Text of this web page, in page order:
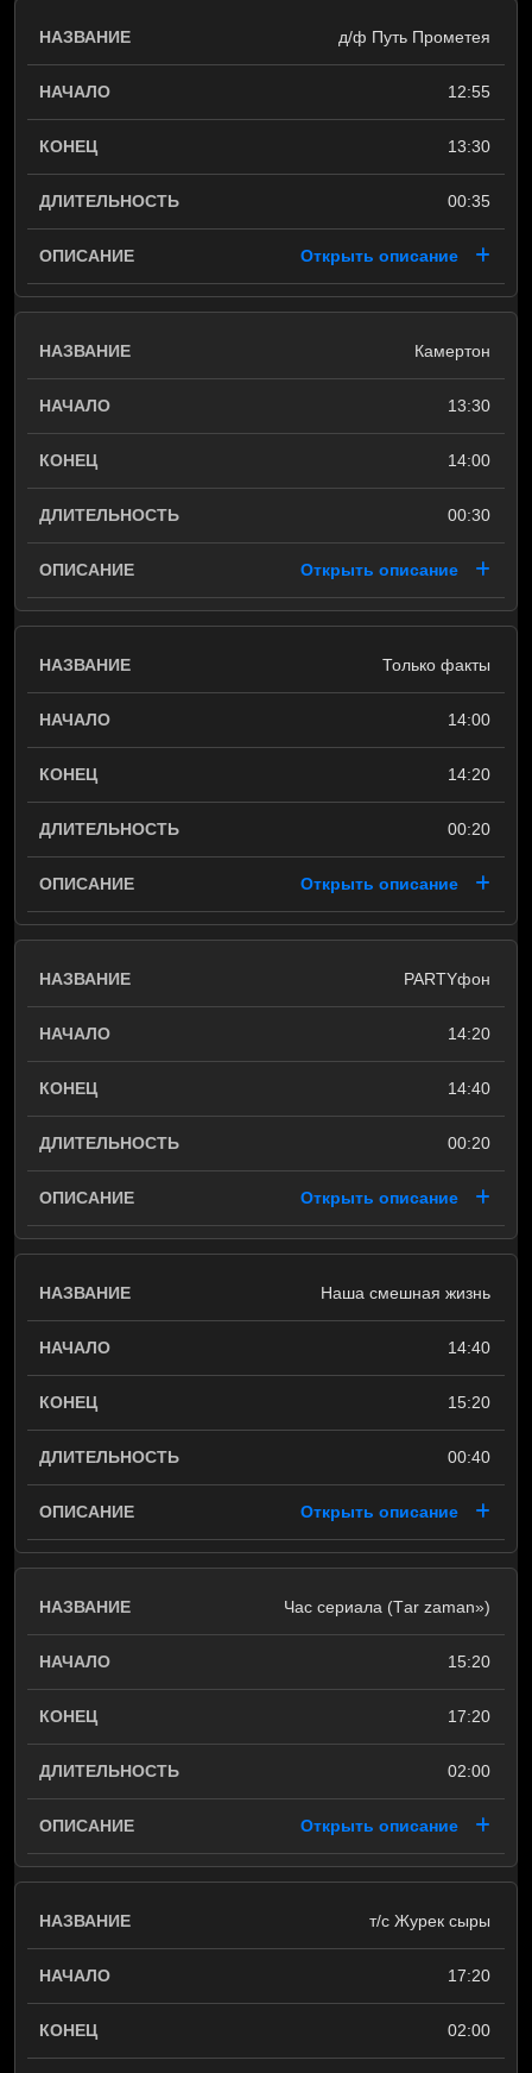
д/ф Путь Прометея
12:55
13:30
00:35
Открыть описание
Камертон
13:30
14:00
00:30
Открыть описание
Только факты
14:00
14:20
00:20
Открыть описание
PARTYфон
14:20
14:40
00:20
Открыть описание
Наша смешная жизнь
14:40
15:20
00:40
Открыть описание
Час сериала (Тar zaman»)
15:20
17:20
02:00
Открыть описание
т/с Журек сыры
17:20
02:00